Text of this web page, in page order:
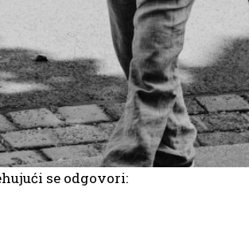
se odgovori: